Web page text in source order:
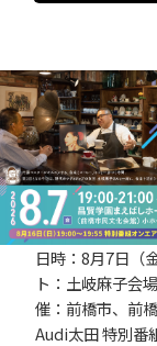
日時：8月7日（
ト：土岐麻子会
催：前橋市、前
Audi太田 特別